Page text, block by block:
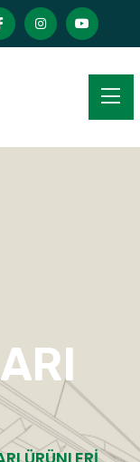
ÜRÜNLERI